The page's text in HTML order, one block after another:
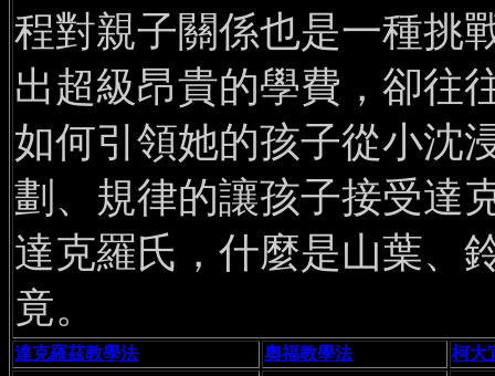
程對親子關係也是一種挑
出超級昂貴的學費，卻往
如何引領她的孩子從小沈
劃、規律的讓孩子接受達
達克羅氏，什麼是山葉、
竟。
達克羅茲教學法 奧福教學法 柯大